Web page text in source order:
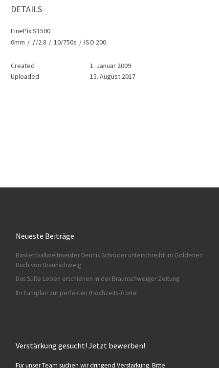
DETAILS
FinePix S1500
6mm / ƒ/2.8 / 10/750s / ISO 200
Created
1. Januar 2009
Uploaded
15. August 2017
Neueste Beiträge
Baskettballweltmeister Dennis Schröder unterschreibt im Goldenen
Buch von Braunschweig
Das Süße Leben erschienen in der Braunschweiger Zeitung
Ihr Fahrplan zur perfekten (Hochzeits-)Torte
Verstärkung gesucht! Jetzt bewerben!
Für unser Team suchen wir dringend Verstärkung. Bitte